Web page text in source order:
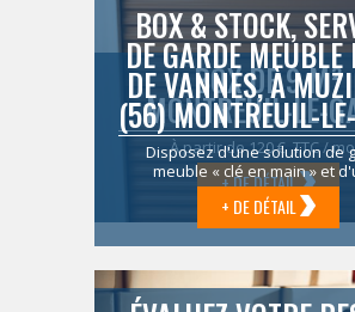
BOX DE 9 M²
MONTREUIL-LE-
À partir de 120 € TTC /
+ DE DÉTAIL
BOX & STOCK,
DE GARDE MEUBLE
DE VANNES, À
(56) MONTREUIL-
Disposez d'une solution de
meuble « clé en main » et
+ DE DÉTAIL